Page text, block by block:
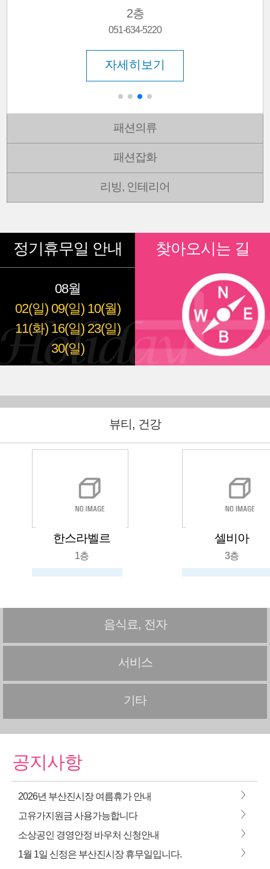
패션의류
패션잡화
리빙, 인테리어
정기휴무일 안내
08월
02(일) 09(일) 10(월)
11(화) 16(일) 23(일)
30(일)
찾아오시는 길
뷰티, 건강
한스라벨르 셀비아
음식료, 전자
서비스
기타
공지사항
2026년 부산진시장 여름휴가 안내 >
고유가지원금 사용가능합니다 >
소상공인 경영안정 바우처 신청안내 >
1월 1일 신정은 부산진시장 휴무일입니다. >